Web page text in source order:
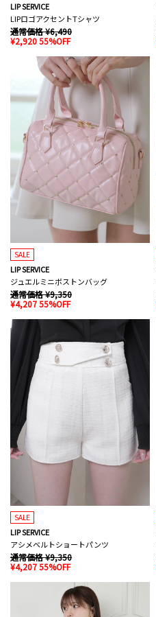
LIP SERVICE
LIPロゴアクセントTシャツ
通常価格 ¥6,490
¥2,920 55%OFF
SALE
LIP SERVICE
ジュエルミニボストンバッグ
通常価格 ¥9,350
¥4,207 55%OFF
SALE
LIP SERVICE
アシメベルトショートパンツ
通常価格 ¥9,350
¥4,207 55%OFF